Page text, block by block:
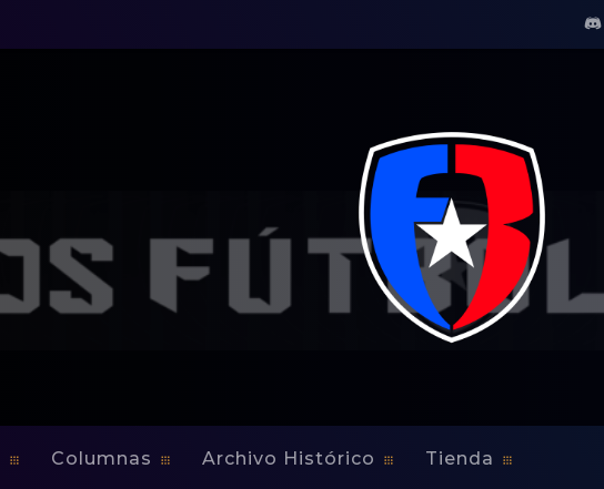
Columnas Archivo Histórico Tienda